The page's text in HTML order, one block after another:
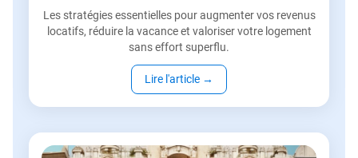
Les stratégies essentielles pour augmenter vos revenus
locatifs, réduire la vacance et valoriser votre logement
sans effort superflu.
Lire l'article →